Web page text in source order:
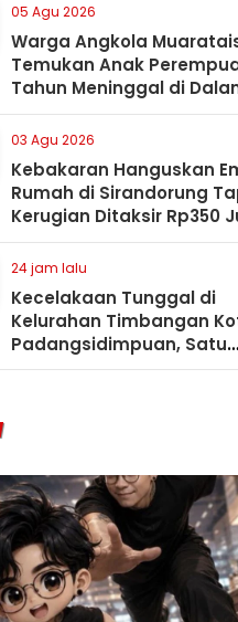
05 Agu 2026
Warga Angkola
Temukan Anak
Tahun Meninggal di
Sumur
03 Agu 2026
Kebakaran Hanguskan
Rumah di Sirandorung
Kerugian Ditaksir Rp350
24 jam lalu
Kecelakaan Tunggal di
Kelurahan Timbangan
Padangsidimpuan, Satu
Penumpang Tewas